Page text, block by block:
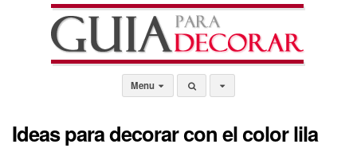
Menu
Ideas para decorar con el color lila